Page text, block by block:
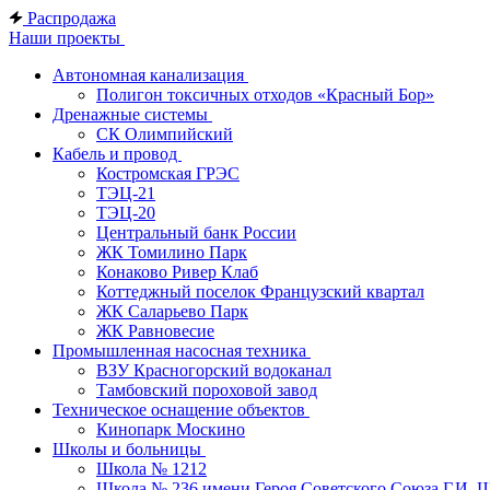
Распродажа
Наши проекты
Автономная канализация
Полигон токсичных отходов «Красный Бор»
Дренажные системы
СК Олимпийский
Кабель и провод
Костромская ГРЭС
ТЭЦ-21
ТЭЦ-20
Центральный банк России
ЖК Томилино Парк
Конаково Ривер Клаб
Коттеджный поселок Французский квартал
ЖК Саларьево Парк
ЖК Равновесие
Промышленная насосная техника
ВЗУ Красногорский водоканал
Тамбовский пороховой завод
Техническое оснащение объектов
Кинопарк Москино
Школы и больницы
Школа № 1212